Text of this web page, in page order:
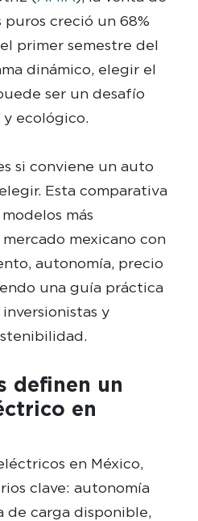
creció un 68%
primer semestre del
dinámico, elegir el
ser un desafío
ecológico.
si conviene un auto
Esta comparativa
más
mexicano con
autonomía, precio
una guía práctica
y
definen un
en
en México,
clave: autonomía
de carga disponible,